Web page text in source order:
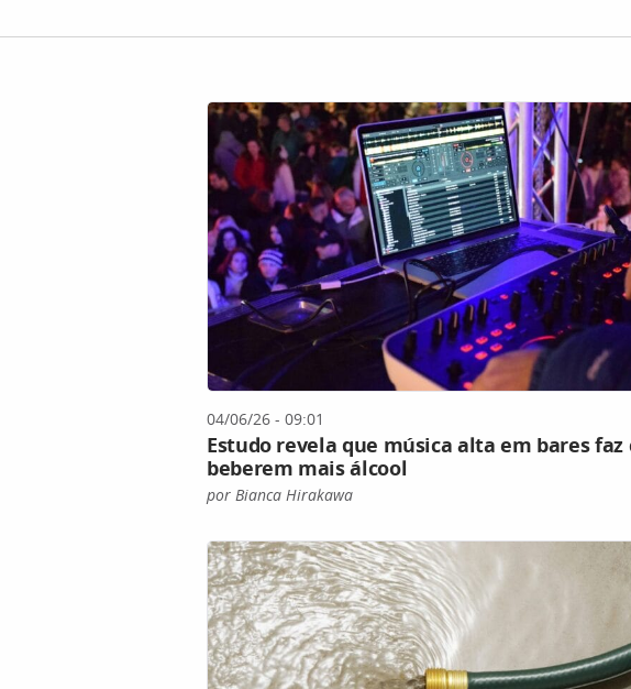
04/06/26 - 09:01
Estudo revela que música alta em bares
beberem mais álcool
por Bianca Hirakawa